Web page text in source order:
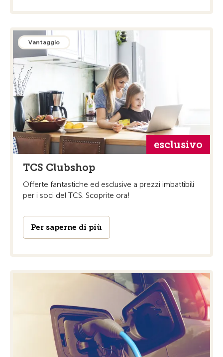
Vantaggio
esclusivo
TCS Clubshop
Offerte fantastiche ed esclusive a prezzi imbattibili
per i soci del TCS. Scoprite ora!
Per saperne di più